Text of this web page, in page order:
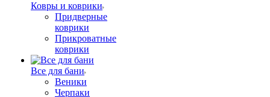
Ковры и коврики
Придверные
коврики
Прикроватные
коврики
Все для бани
Веники
Черпаки